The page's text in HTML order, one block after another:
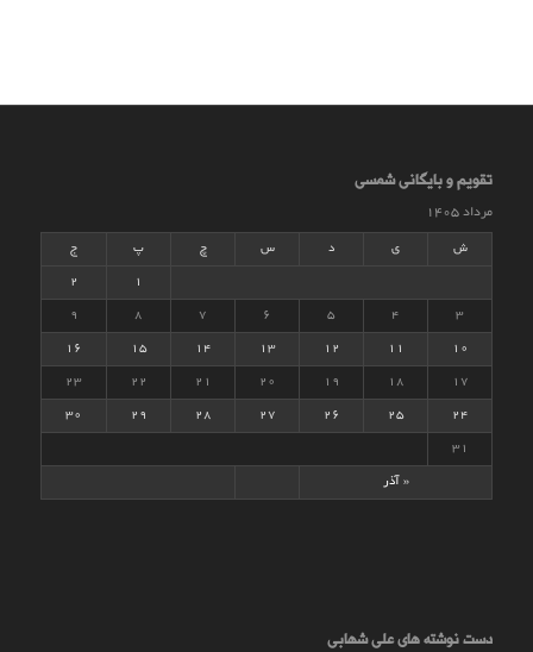
تقویم و بایگانی شمسی
مرداد ۱۴۰۵
ش ی د س چ پ ج
« آذر
1
2
۳ ۴ ۵ ۶ ۷ ۸ ۹
۱۰ ۱۱ ۱۲ ۱۳ ۱۴ ۱۵ ۱۶
۱۷ ۱۸ ۱۹ ۲۰ ۲۱ ۲۲ ۲۳
۲۴ ۲۵ ۲۶ ۲۷ ۲۸ ۲۹ ۳۰
۳۱
دست نوشته های علی شهابی